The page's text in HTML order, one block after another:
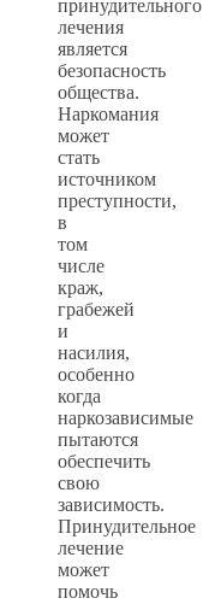
принудительного
лечения
является
безопасность
общества.
Наркомания
может
стать
источником
преступности,
в
том
числе
краж,
грабежей
и
насилия,
особенно
когда
наркозависимые
пытаются
обеспечить
свою
зависимость.
Принудительное
лечение
может
помочь